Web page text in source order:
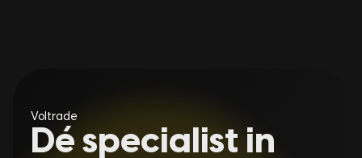
Voltrade
Dé specialist in